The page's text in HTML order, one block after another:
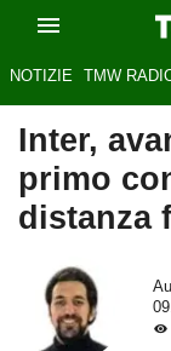
NOTIZIE TMW
Inter,
primo
distanza